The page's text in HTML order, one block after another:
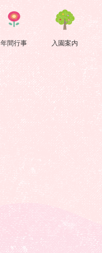
年間行事 入園案内